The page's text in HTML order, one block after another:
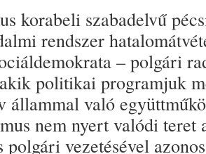
korabeli szabadelvű
rendszer
– polgári
politikai programjuk
állammal való
nem nyert valódi teret
polgári vezetésével